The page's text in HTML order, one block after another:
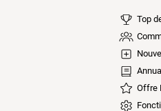
Top
Offre